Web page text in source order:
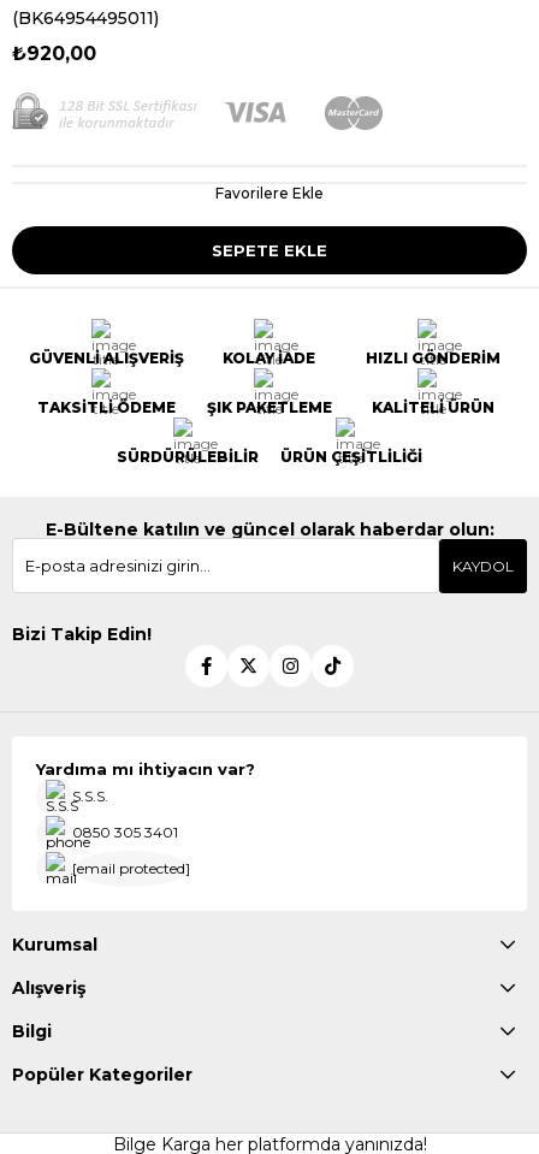
(BK64954495011)
₺920,00
Favorilere Ekle
GÜVENLİ ALIŞVERİŞ KOLAY İADE HIZLI GÖNDERİM
TAKSİTLİ ÖDEME ŞIK PAKETLEME KALİTELİ ÜRÜN
SÜRDÜRÜLEBİLİR ÜRÜN ÇEŞİTLİLİĞİ
E-Bültene katılın ve güncel olarak haberdar olun:
KAYDOL
Bizi Takip Edin!
Yardıma mı ihtiyacın var?
S.S.S.
0850 305 3401
[email protected]
Kurumsal
Alışveriş
Bilgi
Popüler Kategoriler
Bilge Karga her platformda yanınızda!